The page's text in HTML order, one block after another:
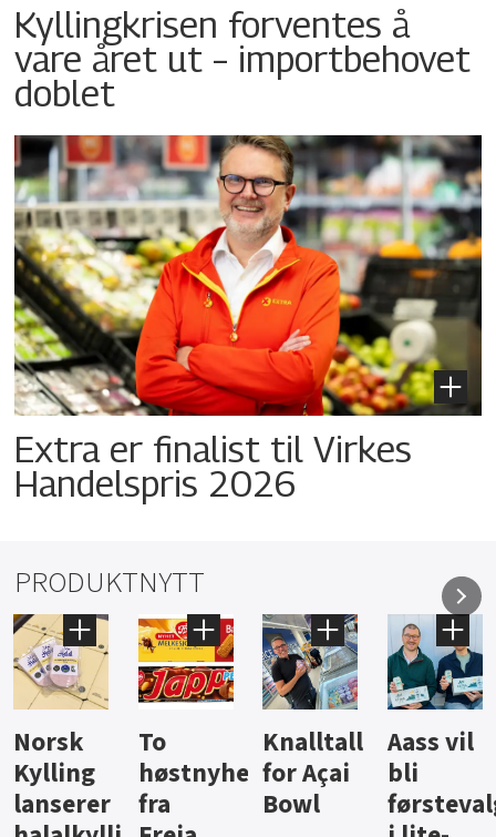
Kyllingkrisen forventes å
vare året ut – importbehovet
doblet
Extra er finalist til Virkes
Handelspris 2026
PRODUKTNYTT
Knalltall
for Açai
Bowl
Aass vil
bli
førstevalg
Brus og
jus fra
Berentsen
Hard
iste fra
Hansa